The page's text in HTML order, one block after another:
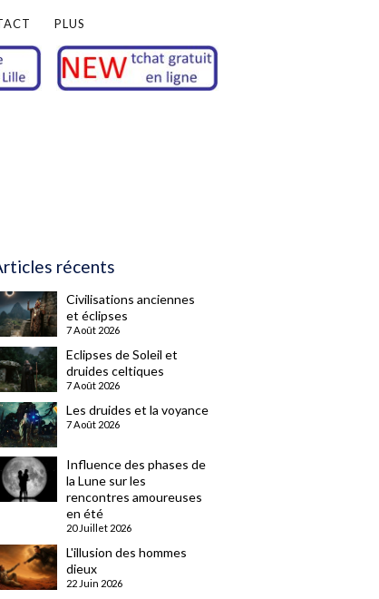
PLUS
récents
Civilisations anciennes
et éclipses
7 Août 2026
Eclipses de Soleil et
druides celtiques
7 Août 2026
Les druides et la voyance
7 Août 2026
Influence des phases de
la Lune sur les
rencontres amoureuses
en été
20 Juillet 2026
L'illusion des hommes
dieux
22 Juin 2026